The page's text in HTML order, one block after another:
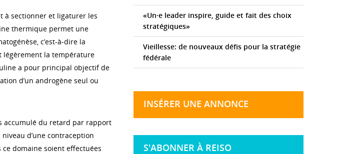
à sectionner et ligaturer les
thermique permet une
c’est-à-dire la
légèrement la température
a pour principal objectif de
d’un androgène seul ou
accumulé du retard par rapport
d’une contraception
domaine soient effectuées
«Un·e leader inspire, guide et fait des choix
stratégiques»
Vieillesse: de nouveaux défis pour la stratégie
fédérale
INSÉRER UNE ANNONCE
S'ABONNER À REISO